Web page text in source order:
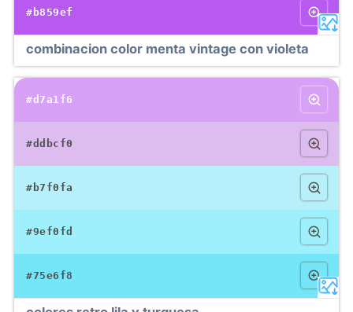
#b859ef
combinacion color menta vintage con violeta
#d7a1f6
#ddbcf0
#b7f0fa
#9ef0fd
#75e6f8